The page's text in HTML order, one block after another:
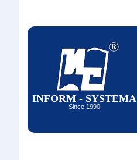
INFORM - SYSTEMA
Since 1990